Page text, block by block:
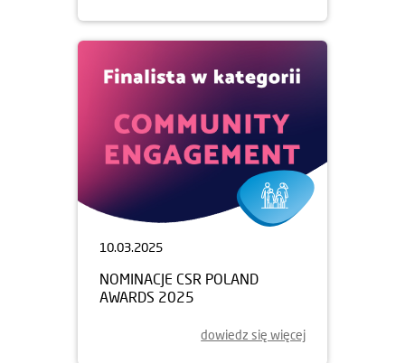
10.03.2025
NOMINACJE CSR POLAND
AWARDS 2025
dowiedz się więcej